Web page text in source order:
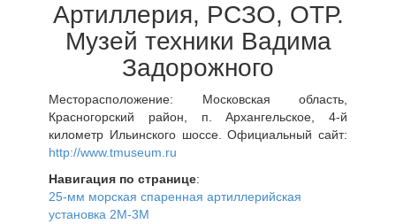
Артиллерия, РСЗО, ОТР.
Музей техники Вадима
Задорожного
Месторасположение: Московская область,
Красногорский район, п. Архангельское, 4-й
километр Ильинского шоссе. Официальный сайт:
http://www.tmuseum.ru
Навигация по странице:
25-мм морская спаренная артиллерийская
установка 2М-3М